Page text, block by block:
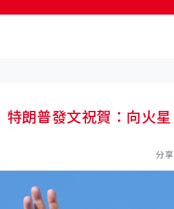
朗普發文祝賀：向火星
分享